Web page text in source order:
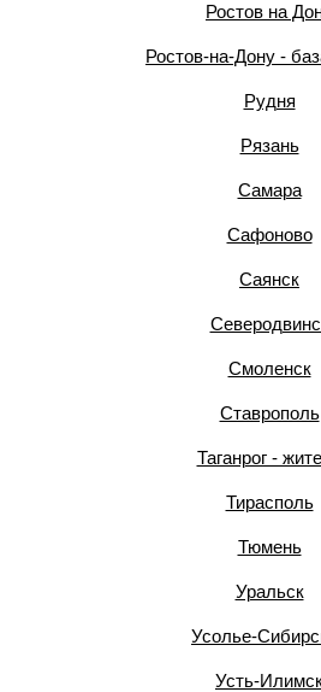
Ростов на
Ростов-на-Дону -
Рудня
Рязань
Самара
Сафоново
Саянск
Смоленск
Ставрополь
Таганрог -
Тирасполь
Тюмень
Уральск
Усолье-
Усть-